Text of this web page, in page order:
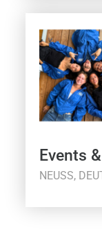
Events
NEUSS,